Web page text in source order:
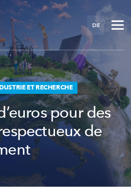
DE
ET RECHERCHE
pour des
de